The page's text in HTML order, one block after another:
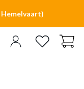
Hemelvaart)